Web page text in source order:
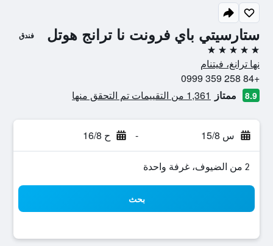
ستارسيتي باي فرونت نا ترانج هوتل فندق
5 نجوم
نها ترانغ، فيتنام
+84 258 359 0999
8.9 ممتاز 1,361 من التقييمات تم التحقق منها
س 15/8 - ح 16/8
2 من الضيوف، غرفة واحدة
بحث